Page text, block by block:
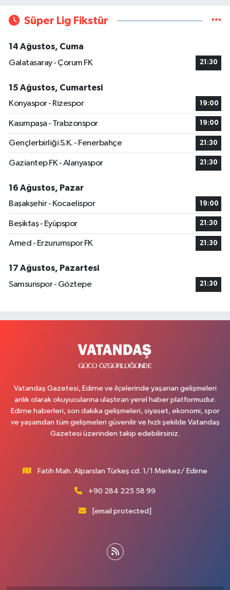
Süper Lig Fikstür
14 Ağustos, Cuma
Galatasaray - Çorum FK
21:30
15 Ağustos, Cumartesi
Konyaspor - Rizespor
19:00
Kasımpaşa - Trabzonspor 19:00
Gençlerbirliği S.K. - Fenerbahçe 21:30
Gaziantep FK - Alanyaspor 21:30
16 Ağustos, Pazar
Başakşehir - Kocaelispor
19:00
Beşiktaş - Eyüpspor 21:30
Amed - Erzurumspor FK 21:30
17 Ağustos, Pazartesi
Samsunspor - Göztepe
21:30
Vatandaş Gazetesi, Edirne ve ilçelerinde yaşanan gelişmeleri
anlık olarak okuyucularına ulaştıran yerel haber platformudur.
Edirne haberleri, son dakika gelişmeleri, siyaset, ekonomi, spor
ve yaşamdan tüm gelişmeleri güvenilir ve hızlı şekilde Vatandaş
Gazetesi üzerinden takip edebilirsiniz.
Fatih Mah. Alparslan Türkeş cd. 1/1 Merkez/ Edirne
+90 284 225 58 99
[email protected]